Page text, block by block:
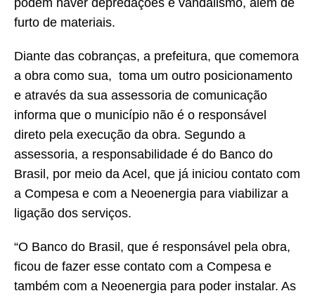
podem haver depredações e vandalismo, além de
furto de materiais.
Diante das cobranças, a prefeitura, que comemora
a obra como sua, toma um outro posicionamento
e através da sua assessoria de comunicação
informa que o município não é o responsável
direto pela execução da obra. Segundo a
assessoria, a responsabilidade é do Banco do
Brasil, por meio da Acel, que já iniciou contato com
a Compesa e com a Neoenergia para viabilizar a
ligação dos serviços.
“O Banco do Brasil, que é responsável pela obra,
ficou de fazer esse contato com a Compesa e
também com a Neoenergia para poder instalar. As